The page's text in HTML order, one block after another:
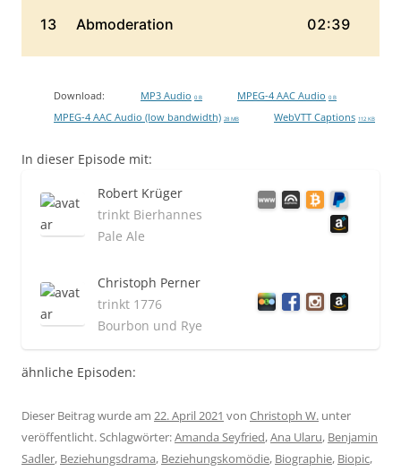
Download: MP3 Audio 0 B MPEG-4 AAC Audio 0 B
MPEG-4 AAC Audio (low bandwidth) 28 MB WebVTT Captions 112 KB
In dieser Episode mit:
Robert Krüger
trinkt Bierhannes
Pale Ale
Christoph Perner
trinkt 1776
Bourbon und Rye
ähnliche Episoden:
Dieser Beitrag wurde am 22. April 2021 von Christoph W. unter
veröffentlicht. Schlagwörter:Amanda Seyfried,Ana Ularu, Benjamin
Sadler, Beziehungsdrama, Beziehungskomödie, Biographie, Biopic,